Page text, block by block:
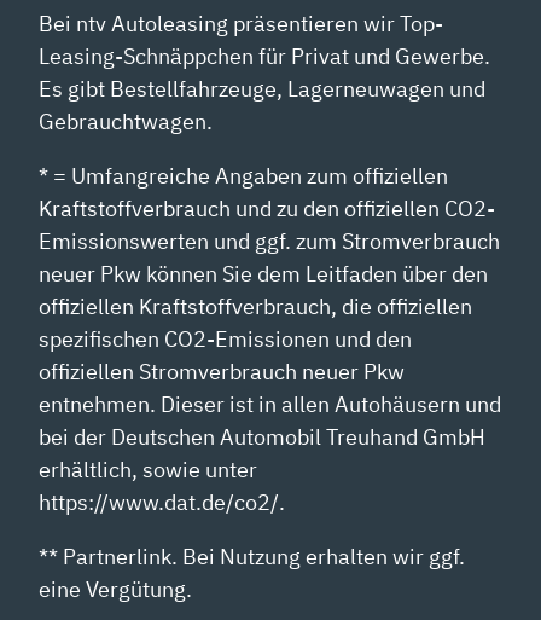
Bei ntv Autoleasing präsentieren wir Top-
Leasing-Schnäppchen für Privat und Gewerbe.
Es gibt Bestellfahrzeuge, Lagerneuwagen und
Gebrauchtwagen.
* = Umfangreiche Angaben zum offiziellen
Kraftstoffverbrauch und zu den offiziellen CO2-
Emissionswerten und ggf. zum Stromverbrauch
neuer Pkw können Sie dem Leitfaden über den
offiziellen Kraftstoffverbrauch, die offiziellen
spezifischen CO2-Emissionen und den
offiziellen Stromverbrauch neuer Pkw
entnehmen. Dieser ist in allen Autohäusern und
bei der Deutschen Automobil Treuhand GmbH
erhältlich, sowie unter
https://www.dat.de/co2/.
** Partnerlink. Bei Nutzung erhalten wir ggf.
eine Vergütung.